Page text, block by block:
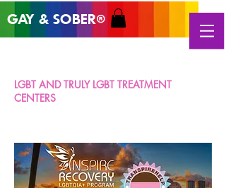
GAY & SOBER®
LGBT AND TRULY LGBT TREATMENT
CENTERS